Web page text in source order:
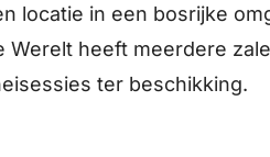
locatie in een bosrijke
Werelt heeft meerdere
ter beschikking.